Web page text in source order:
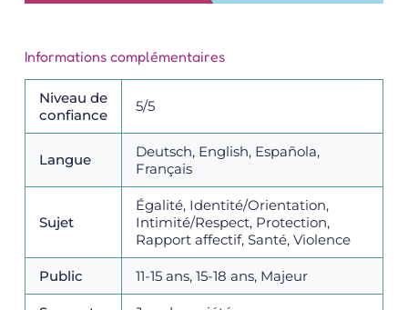
Informations complémentaires
Niveau de
confiance
5/5
Langue
Deutsch, English, Española,
Français
Sujet
Égalité, Identité/Orientation,
Intimité/Respect, Protection,
Rapport affectif, Santé, Violence
Public 11-15 ans, 15-18 ans, Majeur